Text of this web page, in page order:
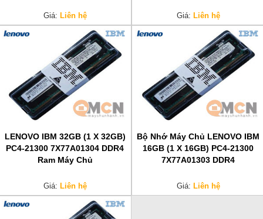
Giá: Liên hệ Giá: Liên hệ
LENOVO IBM 32GB (1 X 32GB)
PC4-21300 7X77A01304 DDR4
Ram Máy Chủ
Giá: Liên hệ
Bộ Nhớ Máy Chủ LENOVO IBM
16GB (1 X 16GB) PC4-21300
7X77A01303 DDR4
Giá: Liên hệ